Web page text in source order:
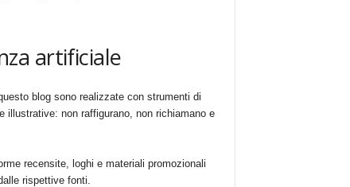
artificiale
blog sono realizzate con strumenti di
non raffigurano, non richiamano e
recensite, loghi e materiali promozionali
rispettive fonti.